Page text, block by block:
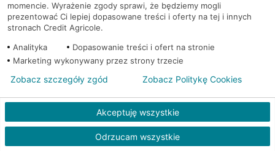
Gdynia, Strażacka 2 Bankomat (Planet Cash)
Gdynia, ul. 10-go Lutego 11 Bankomat (Euronet)
Gdynia, ul. 10-go Lutego 11 Bankomat (Euronet)
Gdynia, ul. 10-go Lutego 11 Bankomat (Euronet)
momencie. Wyrażenie zgody sprawi, że będziemy mogli
prezentować Ci lepiej dopasowane treści i oferty na tej i innych
stronach Credit Agricole.
Analityka
Dopasowanie treści i ofert na stronie
Marketing wykonywany przez strony trzecie
Akceptuję wszystkie
Odrzucam wszystkie
Zobacz szczegóły zgód Zobacz Politykę Cookies